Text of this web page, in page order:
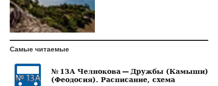
Самые читаемые
№ 13А Челнокова — Дружбы (Камыши)
(Феодосия). Расписание, схема